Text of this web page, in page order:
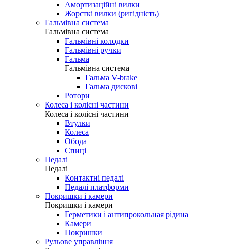
Амортизаційні вилки
Жорсткі вилки (ригідність)
Гальмівна система
Гальмівна система
Гальмівні колодки
Гальмівні ручки
Гальма
Гальмівна система
Гальма V-brake
Гальма дискові
Ротори
Колеса і колісні частини
Колеса і колісні частини
Втулки
Колеса
Обода
Спиці
Педалі
Педалі
Контактні педалі
Педалі платформи
Покришки і камери
Покришки і камери
Герметики і антипрокольная рідина
Камери
Покришки
Рульове управління